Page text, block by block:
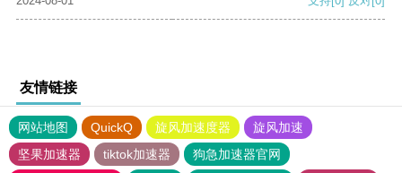
友情链接
网站地图 QuickQ 旋风加速度器
旋风加速
坚果加速器
tiktok加速器
狗急加速器官网